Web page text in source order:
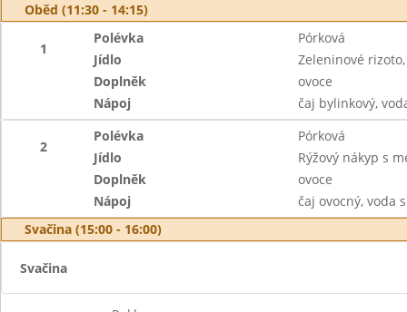
Oběd (11:30 - 14:15)
1
Polévka
Pórková
Jídlo
Zeleninové
Doplněk
ovoce
Nápoj
čaj bylinkový,
2
Polévka
Pórková
Jídlo
Rýžový nákyp s
Doplněk
ovoce
Nápoj
čaj ovocný, voda
Svačina (15:00 - 16:00)
Svačina